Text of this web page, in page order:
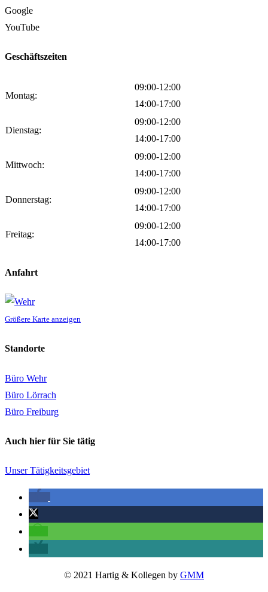
Google
YouTube
Geschäftszeiten
Montag:
09:00-12:00
14:00-17:00
Dienstag:
09:00-12:00
14:00-17:00
Mittwoch:
09:00-12:00
14:00-17:00
Donnerstag:
09:00-12:00
14:00-17:00
Freitag:
09:00-12:00
14:00-17:00
Anfahrt
Größere Karte anzeigen
Standorte
Büro Wehr
Büro Lörrach
Büro Freiburg
Auch hier für Sie tätig
Unser Tätigkeitsgebiet
© 2021 Hartig & Kollegen by GMM